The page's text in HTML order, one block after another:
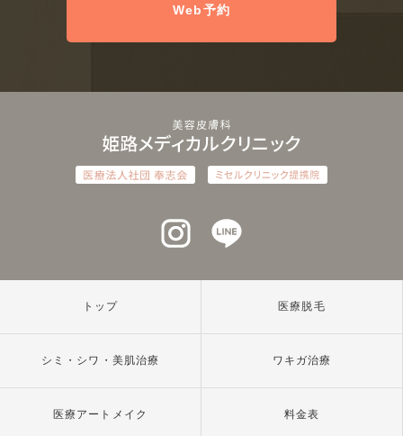
Web予約
インスタグラム
トップ 医療脱毛
シミ・シワ・美肌治療 ワキガ治療
医療アートメイク 料金表